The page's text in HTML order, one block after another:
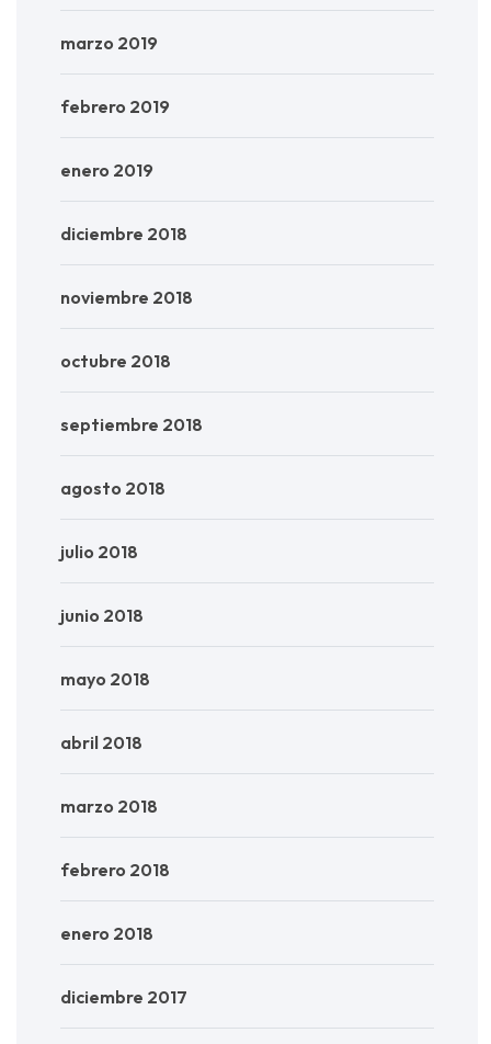
marzo 2019
febrero 2019
enero 2019
diciembre 2018
noviembre 2018
octubre 2018
septiembre 2018
agosto 2018
julio 2018
junio 2018
mayo 2018
abril 2018
marzo 2018
febrero 2018
enero 2018
diciembre 2017